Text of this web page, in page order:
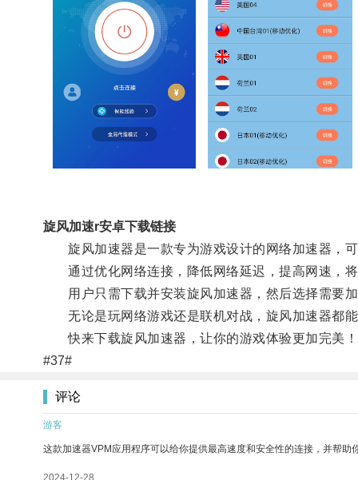
旋风加速r安卓下载链接
旋风加速器是一款专为游戏设计的网络加速器，可
通过优化网络连接，降低网络延迟，提高网速，将
用户只需下载并安装旋风加速器，然后选择需要
无论是玩网络游戏还是联机对战，旋风加速器都
快来下载旋风加速器，让你的游戏体验更加完美
#37#
评论
游客
这款加速器VPM应用程序可以给你提供最高速度和安全性的连接，并帮助
2024-12-28